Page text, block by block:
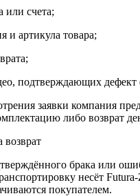
или счета;
и артикула товара;
подтверждающих
заявки компания
либо возврат
возврат
брака или
несёт
покупателем.